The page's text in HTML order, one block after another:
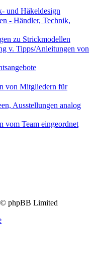
und Häkeldesign
- Händler, Technik,
zu Strickmodellen
v. Tipps/Anleitungen von
von Mitgliedern für
Ausstellungen analog
Team eingeordnet
phpBB Limited